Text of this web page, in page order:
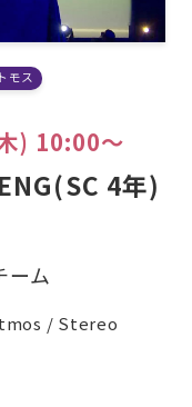
モス
) 10:00〜
4年)
ーム
/ Stereo